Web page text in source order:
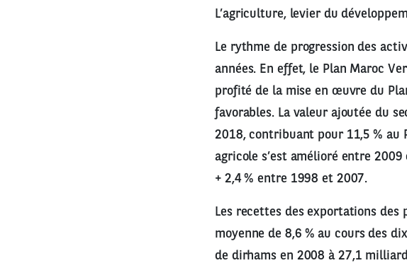
L’agriculture, levier du
Le rythme de progression des
années. En effet, le Plan Maroc
profité de la mise en œuvre du
favorables. La valeur ajoutée du
2018, contribuant pour 11,5 % au
agricole s’est amélioré entre
+ 2,4 % entre 1998 et 2007.
Les recettes des exportations
moyenne de 8,6 % au cours des
de dirhams en 2008 à 27,1